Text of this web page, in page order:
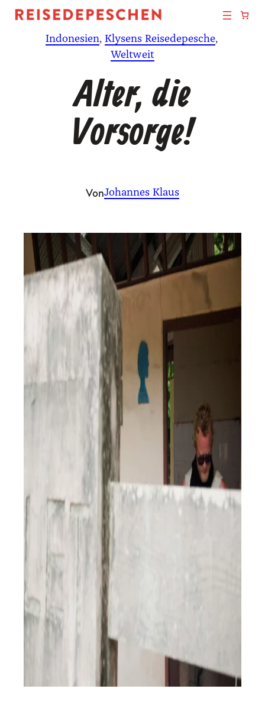
Zum
springenIndonesien, Klysens Reisedepesche ,
Weltweit
Alter, die
Vorsorge!
VonJohannes Klaus